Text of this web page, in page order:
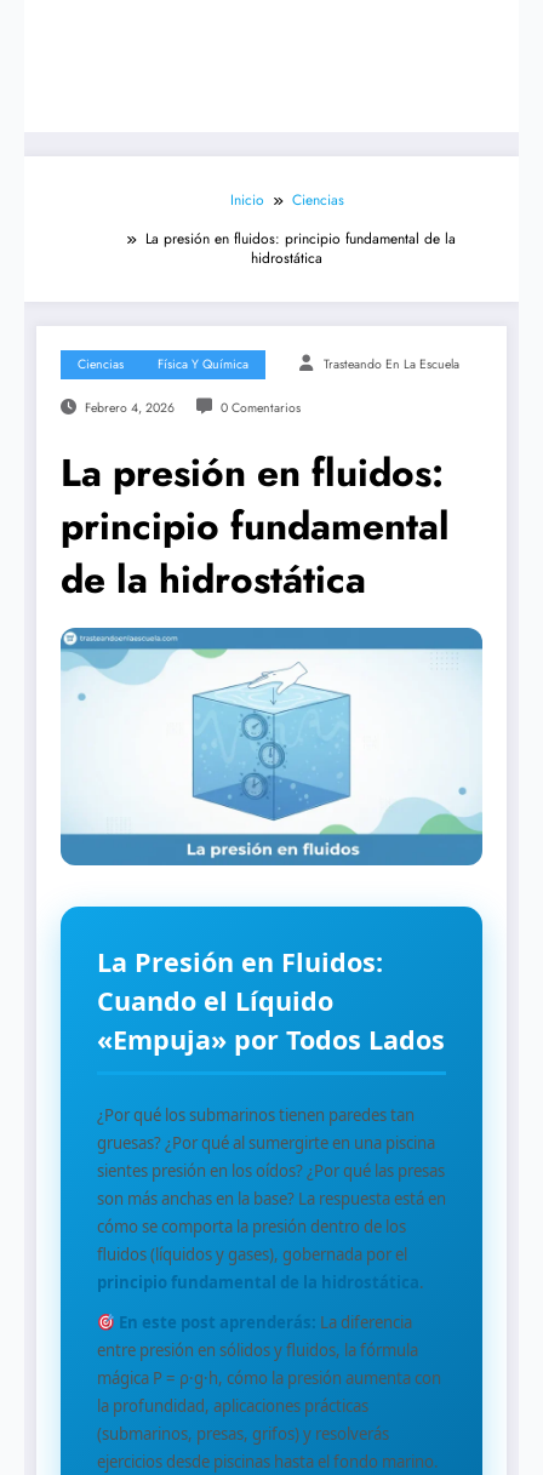
Inicio
Ciencias
La presión en fluidos: principio fundamental de la
hidrostática
Ciencias Física Y Química Trasteando En La Escuela
Febrero 4, 2026 0 Comentarios
La presión en fluidos:
principio fundamental
de la hidrostática
La Presión en Fluidos:
Cuando el Líquido
«Empuja» por Todos Lados
¿Por qué los submarinos tienen paredes tan
gruesas? ¿Por qué al sumergirte en una piscina
sientes presión en los oídos? ¿Por qué las presas
son más anchas en la base? La respuesta está en
cómo se comporta la presión dentro de los
fluidos (líquidos y gases), gobernada por el
principio fundamental de la hidrostática.
En este post aprenderás: La diferencia
entre presión en sólidos y fluidos, la fórmula
mágica P = ρ·g·h, cómo la presión aumenta con
la profundidad, aplicaciones prácticas
(submarinos, presas, grifos) y resolverás
ejercicios desde piscinas hasta el fondo marino.